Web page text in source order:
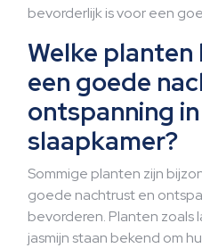
bevorderlijk is voor een
Welke
een goede
ontspanning
slaapkamer?
Sommige planten zijn
goede nachtrust en
bevorderen. Planten zoals
jasmijn staan bekend om